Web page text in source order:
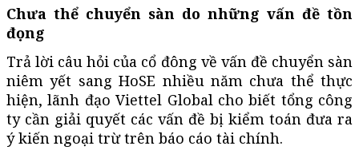
Chưa thể chuyển sàn do những vấn đề tồn
đọng
Trả lời câu hỏi của cổ đông về vấn đề chuyển sàn
niêm yết sang HoSE nhiều năm chưa thể thực
hiện, lãnh đạo Viettel Global cho biết tổng công
ty cần giải quyết các vấn đề bị kiểm toán đưa ra
ý kiến ngoại trừ trên báo cáo tài chính.